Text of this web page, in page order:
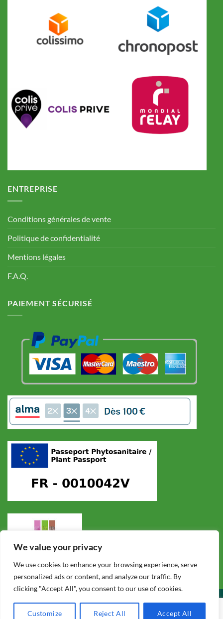
We value your privacy
We use cookies to enhance your browsing experience, serve
personalized ads or content, and analyze our traffic. By
clicking "Accept All", you consent to our use of cookies.
Customize Reject All Accept All
ENTREPRISE
Conditions générales de vente
Politique de confidentialité
Mentions légales
F.A.Q.
PAIEMENT SÉCURISÉ